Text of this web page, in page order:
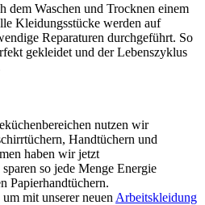
Waschen und Trocknen einem
Kleidungsstücke werden auf
Reparaturen durchgeführt. So
gekleidet und der Lebenszyklus
nutzen wir
Handtüchern und
haben wir jetzt
so jede Menge Energie
Papierhandtüchern.
mit unserer neuen Arbeitskleidung